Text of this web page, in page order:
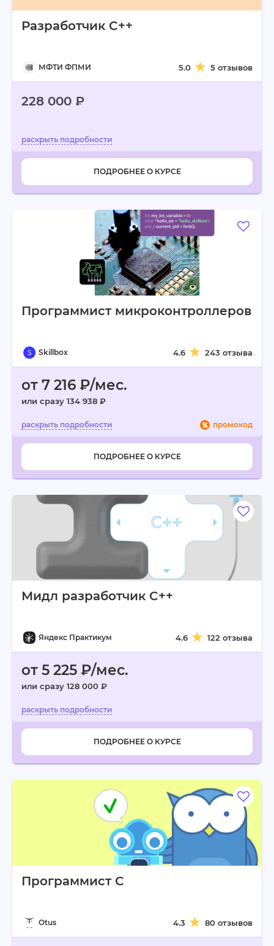
Разработчик C++
МФТИ ФПМИ 5.0 5 отзывов
228 000 ₽
ПОДРОБНЕЕ О КУРСЕ
Программист микроконтролле­ров
Skillbox 4.6 243 отзыва
от 7 216 ₽/мес.
или сразу 134 938 ₽
промокод
ПОДРОБНЕЕ О КУРСЕ
Мидл разработчик C++
Яндекс Практикум 4.6 122 отзыва
от 5 225 ₽/мес.
или сразу 128 000 ₽
ПОДРОБНЕЕ О КУРСЕ
Программист C
Otus 4.3 80 отзывов